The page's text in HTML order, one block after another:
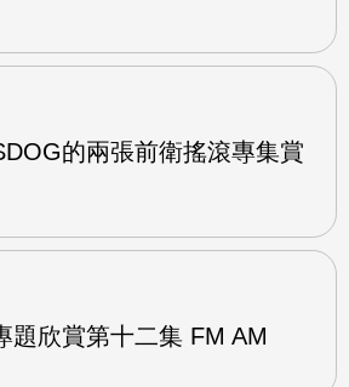
的兩張前衛搖滾專集賞
題欣賞第十二集 FM AM